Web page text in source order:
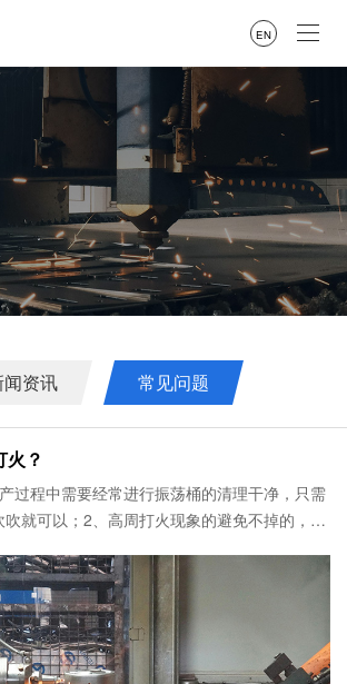
EN
闻资讯 常见问题
火？
过程中需要经常进行振荡桶的清理干净，只需
就可以；2、高周打火现象的避免不掉的，因
料的